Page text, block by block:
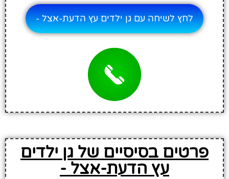
לחץ לשיחה עם גן ילדים עץ הדעת-אצל -
פרטים בסיסיים של גן ילדים
עץ הדעת-אצל -